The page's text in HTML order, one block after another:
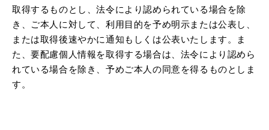
取得するものとし、法令により認められている場合を除
き、ご本人に対して、利用目的を予め明示または公表し、
または取得後速やかに通知もしくは公表いたします。ま
た、要配慮個人情報を取得する場合は、法令により認めら
れている場合を除き、予めご本人の同意を得るものとしま
す。